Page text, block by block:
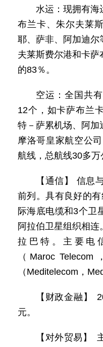
水运：现拥有海
布兰卡、朱尔夫莱
耶、萨非、阿加迪
夫莱斯费尔港和卡
的83％。
空运：全国共
12个，如卡萨布兰
特－萨累机场、阿加
摩洛哥皇家航空公
航线，总航线30多万
【通信】 信息
前列。具有良好的
际海底电缆和3个卫
阿拉伯卫星组织相
拉巴特。主要电
（Maroc
（Meditelecom，
【财政金融】
元。
【对外贸易】